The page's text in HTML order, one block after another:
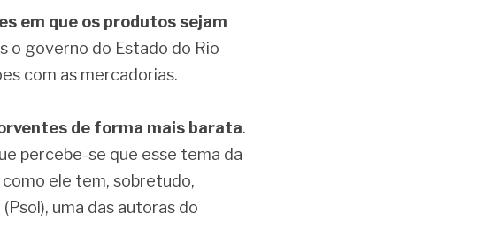
em que os produtos sejam
o governo do Estado do Rio
com as mercadorias.
de forma mais barata.
percebe-se que esse tema da
ele tem, sobretudo,
uma das autoras do